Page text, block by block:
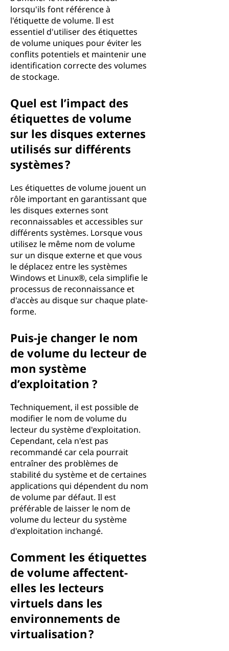
lorsqu'ils font référence à
l'étiquette de volume. Il est
essentiel d'utiliser des étiquettes
de volume uniques pour éviter les
conflits potentiels et maintenir une
identification correcte des volumes
de stockage.
Quel est l’impact des
étiquettes de volume
sur les disques externes
utilisés sur différents
systèmes ?
Les étiquettes de volume jouent un
rôle important en garantissant que
les disques externes sont
reconnaissables et accessibles sur
différents systèmes. Lorsque vous
utilisez le même nom de volume
sur un disque externe et que vous
le déplacez entre les systèmes
Windows et Linux®, cela simplifie le
processus de reconnaissance et
d'accès au disque sur chaque plate-
forme.
Puis-je changer le nom
de volume du lecteur de
mon système
d’exploitation ?
Techniquement, il est possible de
modifier le nom de volume du
lecteur du système d'exploitation.
Cependant, cela n'est pas
recommandé car cela pourrait
entraîner des problèmes de
stabilité du système et de certaines
applications qui dépendent du nom
de volume par défaut. Il est
préférable de laisser le nom de
volume du lecteur du système
d'exploitation inchangé.
Comment les étiquettes
de volume affectent-
elles les lecteurs
virtuels dans les
environnements de
virtualisation ?